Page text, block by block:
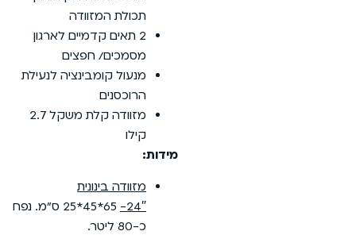
תכולת המזוודה
2 תאים קדמיים לארגון
מסמכים/ חפצים
מנעול קומבינציה לנעילת
הרוכסנים
מזוודה קלת משקל 2.7
קילו
מידות:
מזוודה בינונית
24″-
65*45*25 ס”מ. נפח
כ-80 ליטר.